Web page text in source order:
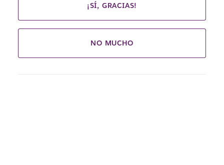
¡SÍ, GRACIAS!
NO MUCHO